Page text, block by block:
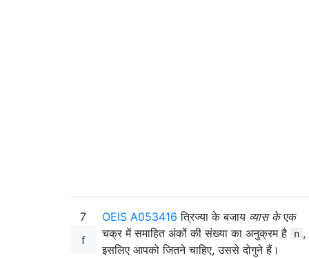
7 OEIS A053416 त्रिज्या के बजाय व्यास केएक
चक्र में समाहित अंकों की संख्या का अनुक्रम है
n ,
इसलिए आपको जितने चाहिए, उससे दोगुने हैं।